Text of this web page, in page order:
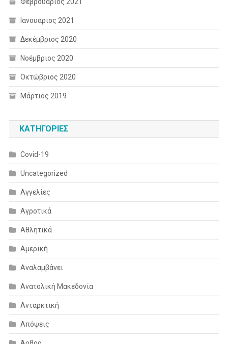
Ιανουάριος 2021
Δεκέμβριος 2020
Νοέμβριος 2020
Οκτώβριος 2020
Μάρτιος 2019
KΑΤΗΓΟΡΊΕΣ
Covid-19
Uncategorized
Αγγελίες
Αγροτικά
Αθλητικά
Αμερική
Αναλαμβάνει
Ανατολική Μακεδονία
Ανταρκτική
Απόψεις